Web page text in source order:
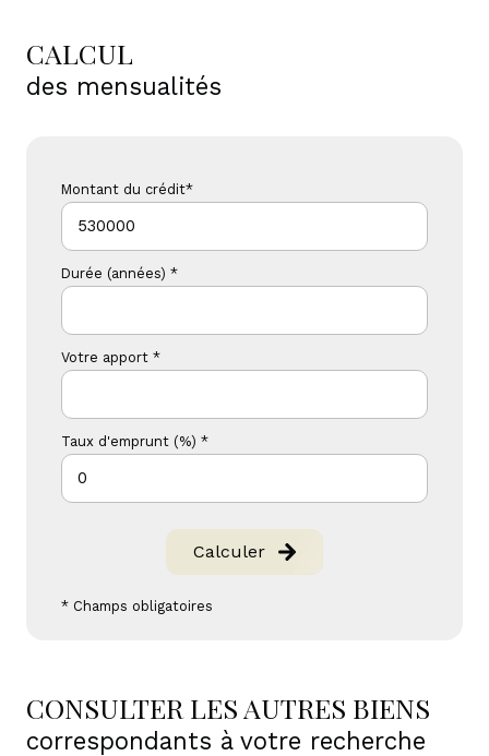
CALCUL
des mensualités
Montant du crédit*
Durée (années) *
Votre apport *
Taux d'emprunt (%) *
Calculer
* Champs obligatoires
CONSULTER LES AUTRES BIENS
correspondants à votre recherche